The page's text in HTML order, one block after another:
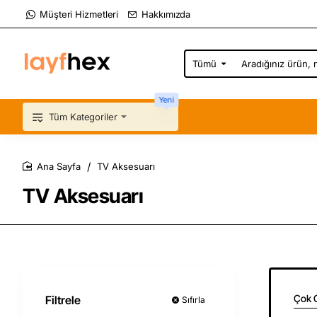
Müşteri Hizmetleri Hakkımızda
Tümü
Aradığınız
ürün,
kategori...
Tüm Kategoriler
Yeni
TV Aksesuarı
TV Aksesuarı
Filtrele Sıfırla Çok